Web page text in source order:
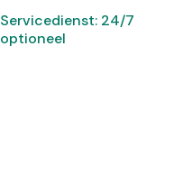
Servicedienst: 24/7
optioneel